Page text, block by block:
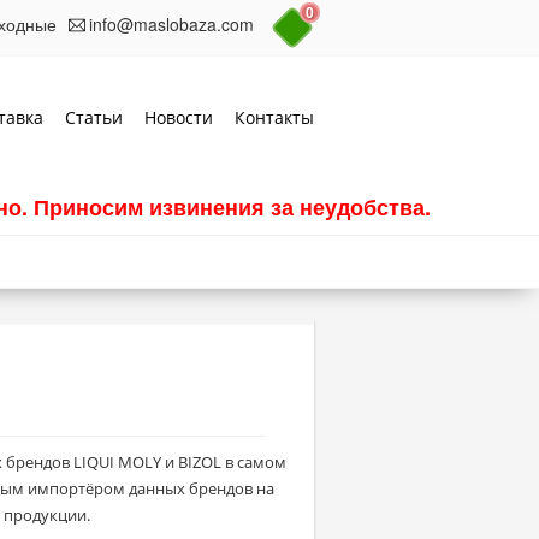
info@maslobaza.com 0
Статьи Новости Контакты
Приносим извинения за неудобства.
LIQUI MOLY и BIZOL в самом
импортёром данных брендов на
продукции.